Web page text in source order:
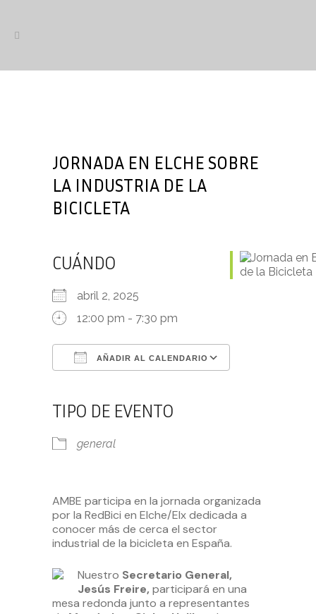
JORNADA EN ELCHE SOBRE
LA INDUSTRIA DE LA
BICICLETA
CUÁNDO
abril 2, 2025
12:00 pm - 7:30 pm
AÑADIR AL CALENDARIO
TIPO DE EVENTO
general
AMBE participa en la jornada organizada
por la RedBici en Elche/Elx dedicada a
conocer más de cerca el sector
industrial de la bicicleta en España.
Nuestro Secretario General,
Jesús Freire, participará en una
mesa redonda junto a representantes